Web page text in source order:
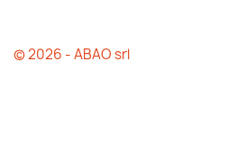
© 2026 - ABAO srl